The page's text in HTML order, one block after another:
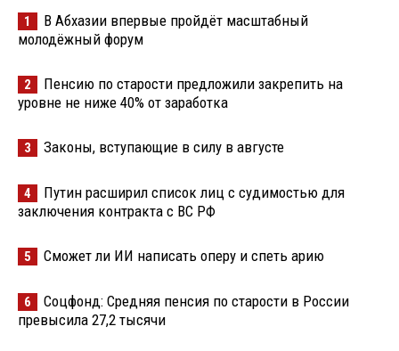
1
В Абхазии впервые пройдёт масштабный
молодёжный форум
2
Пенсию по старости предложили закрепить на
уровне не ниже 40% от заработка
3 Законы, вступающие в силу в августе
4
Путин расширил список лиц с судимостью для
заключения контракта с ВС РФ
5 Сможет ли ИИ написать оперу и спеть арию
6
Соцфонд: Средняя пенсия по старости в России
превысила 27,2 тысячи